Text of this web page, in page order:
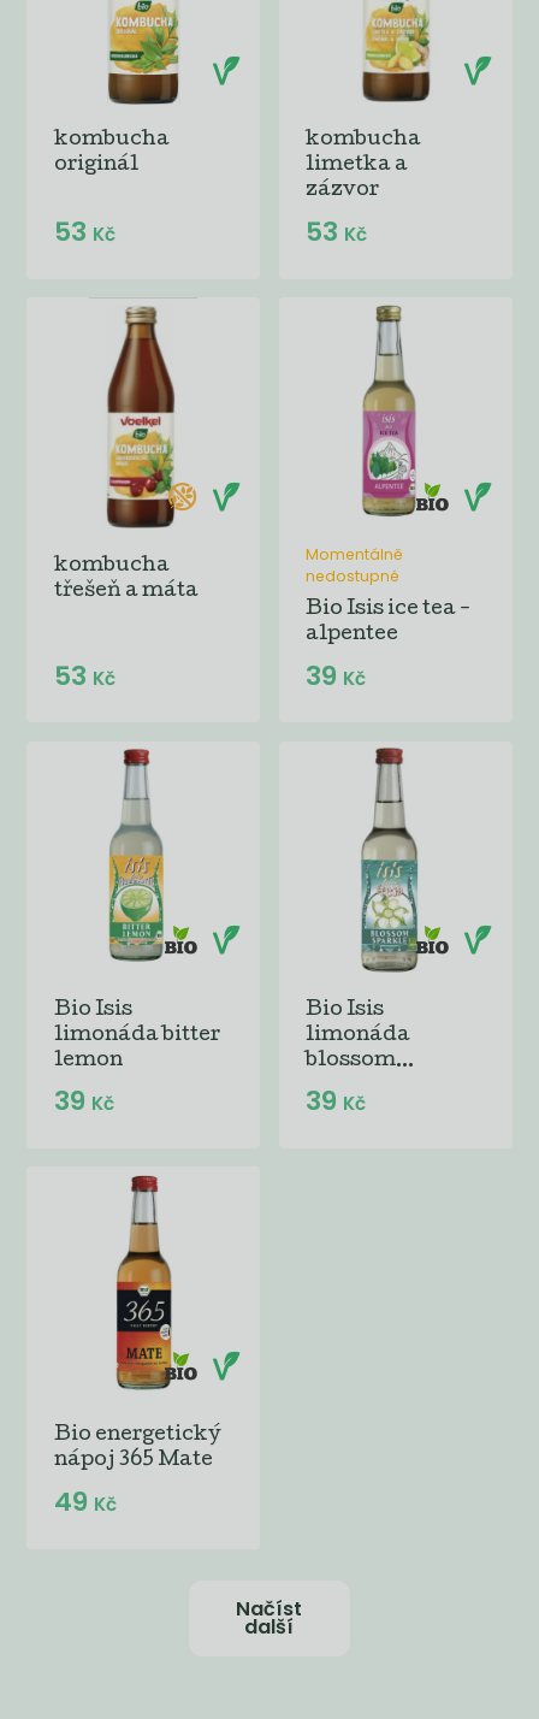
kombucha
originál
53 Kč
kombucha
limetka a
zázvor
53 Kč
kombucha
třešeň a máta
53 Kč
Momentálně
nedostupné
Bio Isis ice tea -
alpentee
39 Kč
Bio Isis
limonáda bitter
lemon
39 Kč
Bio Isis
limonáda
blossom...
39 Kč
Bio energetický
nápoj 365 Mate
49 Kč
Načíst
další